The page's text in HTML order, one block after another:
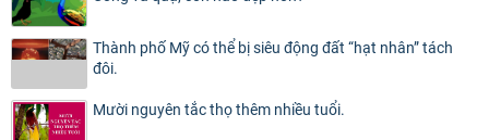
Thành phố Mỹ có thể bị siêu động đất “hạt nhân” tách
đôi.
Mười nguyên tắc thọ thêm nhiều tuổi.